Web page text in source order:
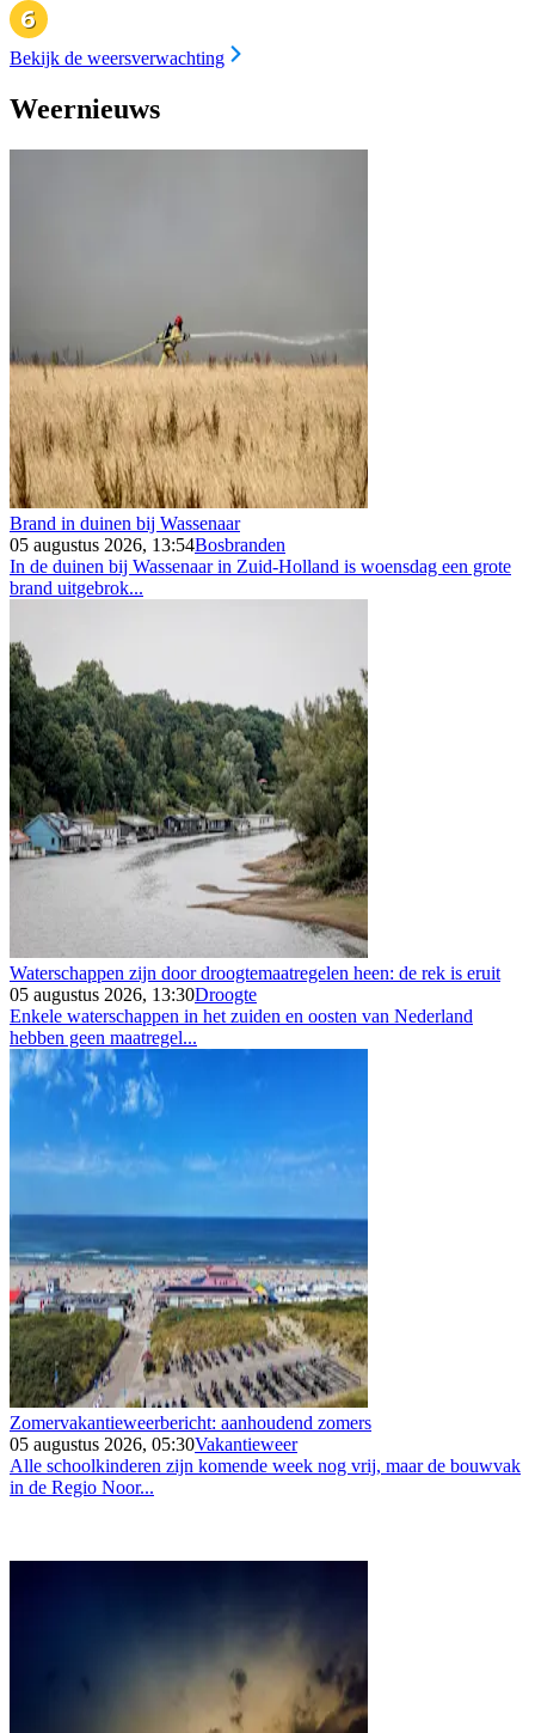
Bekijk de weersverwachting
Weernieuws
Brand in duinen bij Wassenaar
05 augustus 2026, 13:54Bosbranden
In de duinen bij Wassenaar in Zuid-Holland is woensdag een grote
brand uitgebrok...
Waterschappen zijn door droogtemaatregelen heen: de rek is eruit
05 augustus 2026, 13:30Droogte
Enkele waterschappen in het zuiden en oosten van Nederland
hebben geen maatregel...
Zomervakantieweerbericht: aanhoudend zomers
05 augustus 2026, 05:30Vakantieweer
Alle schoolkinderen zijn komende week nog vrij, maar de bouwvak
in de Regio Noor...